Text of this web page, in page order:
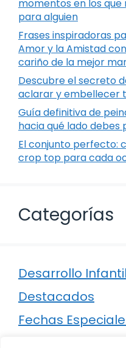
momentos en los
para alguien
Frases inspiradoras
Amor y la Amistad
cariño de la mejor
Descubre el secreto
aclarar y embellecer
Guía definitiva de
hacia qué lado debes
El conjunto perfecto:
crop top para cada
Categorías
Desarrollo Infantil
Destacados
Fechas